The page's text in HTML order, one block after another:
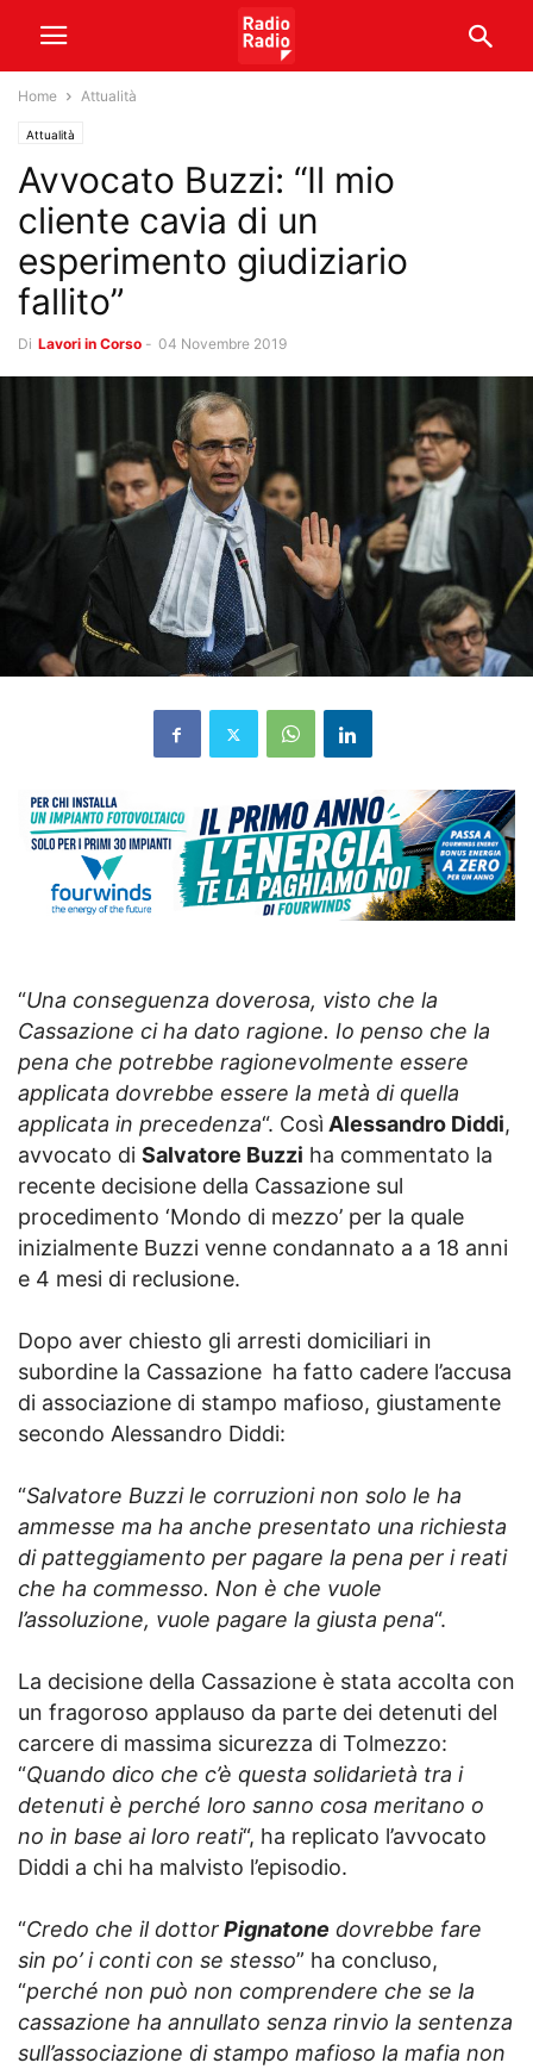
Home Attualità
Attualità
Avvocato Buzzi: “Il mio
cliente cavia di un
esperimento giudiziario
fallito”
Di Lavori in Corso - 04 Novembre 2019
“Una conseguenza doverosa, visto che la
Cassazione ci ha dato ragione. Io penso che la
pena che potrebbe ragionevolmente essere
applicata dovrebbe essere la metà di quella
applicata in precedenza“. Così Alessandro Diddi,
avvocato di Salvatore Buzzi ha commentato la
recente decisione della Cassazione sul
procedimento ‘Mondo di mezzo’ per la quale
inizialmente Buzzi venne condannato a a 18 anni
e 4 mesi di reclusione.
Dopo aver chiesto gli arresti domiciliari in
subordine la Cassazione ha fatto cadere l’accusa
di associazione di stampo mafioso, giustamente
secondo Alessandro Diddi:
“Salvatore Buzzi le corruzioni non solo le ha
ammesse ma ha anche presentato una richiesta
di patteggiamento per pagare la pena per i reati
che ha commesso. Non è che vuole
l’assoluzione, vuole pagare la giusta pena“.
La decisione della Cassazione è stata accolta con
un fragoroso applauso da parte dei detenuti del
carcere di massima sicurezza di Tolmezzo:
“Quando dico che c’è questa solidarietà tra i
detenuti è perché loro sanno cosa meritano o
no in base ai loro reati“, ha replicato l’avvocato
Diddi a chi ha malvisto l’episodio.
“Credo che il dottorPignatone dovrebbe fare
sin po’ i conti con se stesso” ha concluso,
“perché non può non comprendere che se la
cassazione ha annullato senza rinvio la sentenza
sull’associazione di stampo mafioso la mafia non